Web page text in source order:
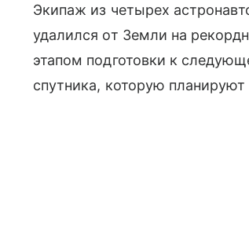
Экипаж из четырех
удалился от Земли на
этапом подготовки к
спутника, которую